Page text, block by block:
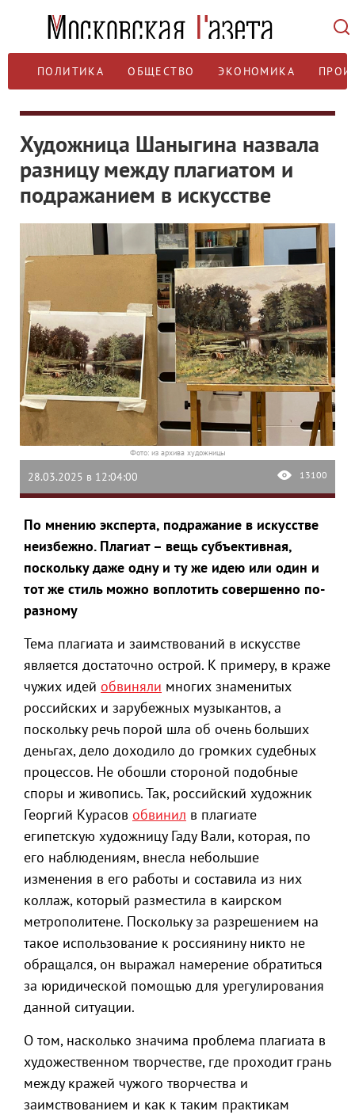
ПОЛИТИКА ОБЩЕСТВО ЭКОНОМИКА
Художница Шаныгина назвала
разницу между плагиатом и
подражанием в искусстве
Фото: из архива художницы
28.03.2025 в 12:04:00 13100
По мнению эксперта, подражание в искусстве
неизбежно. Плагиат – вещь субъективная,
поскольку даже одну и ту же идею или один и
тот же стиль можно воплотить совершенно по-
разному
Тема плагиата и заимствований в искусстве
является достаточно острой. К примеру, в краже
чужих идей обвиняли многих знаменитых
российских и зарубежных музыкантов, а
поскольку речь порой шла об очень больших
деньгах, дело доходило до громких судебных
процессов. Не обошли стороной подобные
споры и живопись. Так, российский художник
Георгий Курасов обвинил в плагиате
египетскую художницу Гаду Вали, которая, по
его наблюдениям, внесла небольшие
изменения в его работы и составила из них
коллаж, который разместила в каирском
метрополитене. Поскольку за разрешением на
такое использование к россиянину никто не
обращался, он выражал намерение обратиться
за юридической помощью для урегулирования
данной ситуации.
О том, насколько значима проблема плагиата в
художественном творчестве, где проходит грань
между кражей чужого творчества и
заимствованием и как к таким практикам